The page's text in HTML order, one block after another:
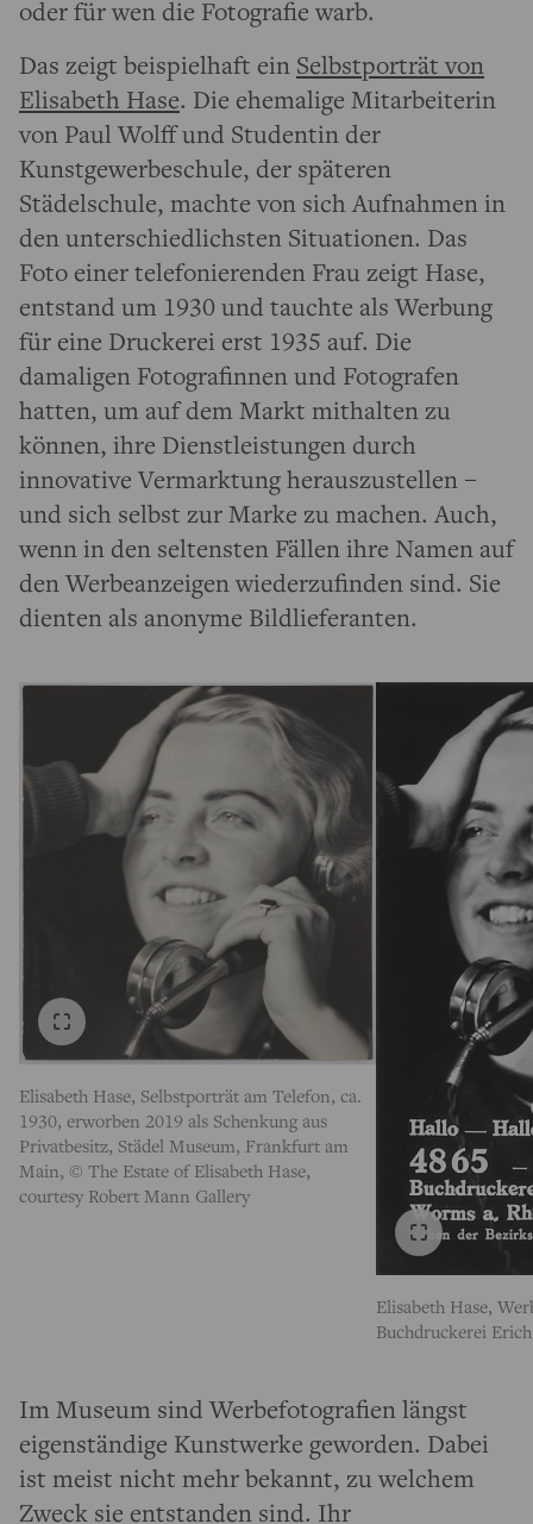
oder für wen die Fotografie warb.
Das zeigt beispielhaft ein Selbstporträt von
Elisabeth Hase. Die ehemalige Mitarbeiterin
von Paul Wolff und Studentin der
Kunstgewerbeschule, der späteren
Städelschule, machte von sich Aufnahmen in
den unterschiedlichsten Situationen. Das
Foto einer telefonierenden Frau zeigt Hase,
entstand um 1930 und tauchte als Werbung
für eine Druckerei erst 1935 auf. Die
damaligen Fotografinnen und Fotografen
hatten, um auf dem Markt mithalten zu
können, ihre Dienstleistungen durch
innovative Vermarktung herauszustellen –
und sich selbst zur Marke zu machen. Auch,
wenn in den seltensten Fällen ihre Namen auf
den Werbeanzeigen wiederzufinden sind. Sie
dienten als anonyme Bildlieferanten.
Elisabeth Hase, Selbstporträt am Telefon, ca.
1930, erworben 2019 als Schenkung aus
Privatbesitz, Städel Museum, Frankfurt am
Main, © The Estate of Elisabeth Hase,
courtesy Robert Mann Gallery
Elisabeth Hase,
Buchdruckerei
Im Museum sind Werbefotografien längst
eigenständige Kunstwerke geworden. Dabei
ist meist nicht mehr bekannt, zu welchem
Zweck sie entstanden sind. Ihr